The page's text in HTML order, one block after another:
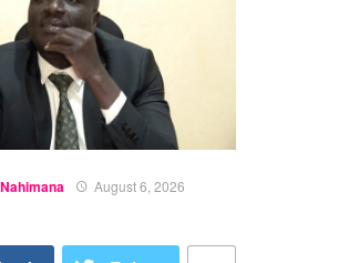
August 6, 2026